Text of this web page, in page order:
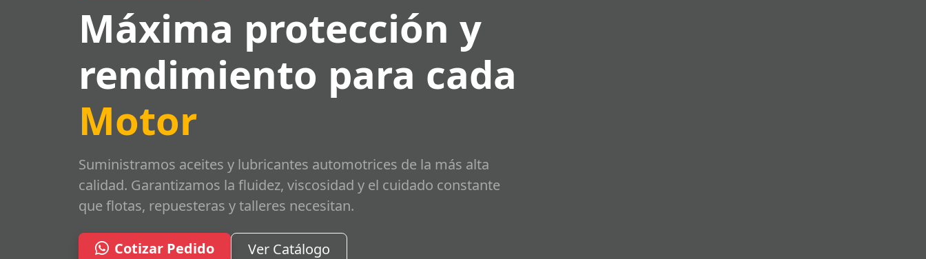
Máxima protección y
rendimiento para cada
Motor
Suministramos aceites y lubricantes automotrices de la más alta
calidad. Garantizamos la fluidez, viscosidad y el cuidado constante
que flotas, repuesteras y talleres necesitan.
Cotizar Pedido Ver Catálogo